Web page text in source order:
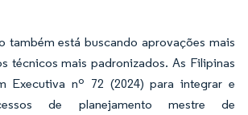
também está buscando aprovações mais
técnicos mais padronizados. As Filipinas
Executiva nº 72 (2024) para integrar e
de planejamento mestre de